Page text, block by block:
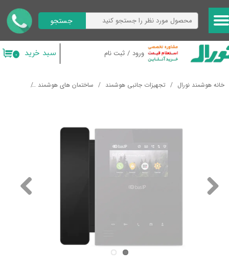
ورود / ثبت نام
حساب کاربری من
تغییر گذر واژه
خروج از حساب کاربری
جستجو
۰ سبد خرید
خانه هوشمند نورال تجهیزات جانبی هوشمند ساختمان های هوشمند